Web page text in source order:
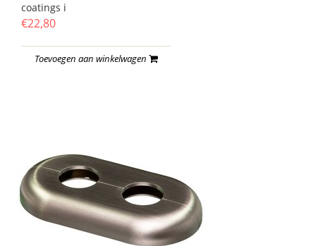
coatings i
€22,80
Toevoegen aan winkelwagen